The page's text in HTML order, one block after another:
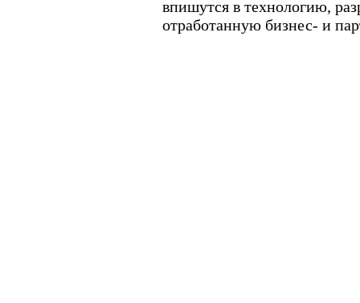
впишутся в технологию,
отработанную бизнес- и